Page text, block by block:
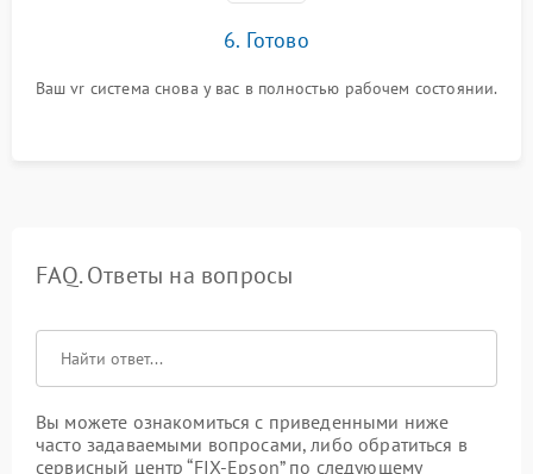
6. Готово
Ваш vr система снова у вас в полностью рабочем состоянии.
FAQ. Ответы на вопросы
Вы можете ознакомиться с приведенными ниже
часто задаваемыми вопросами, либо обратиться в
сервисный центр “FIX-Epson” по следующему